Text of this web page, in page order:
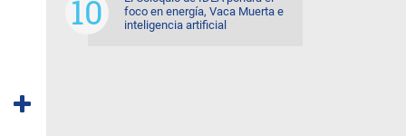
foco en energía, Vaca Muerta e
inteligencia artificial